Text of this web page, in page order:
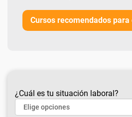
Cursos recomendados
¿Cuál es tu situación laboral?